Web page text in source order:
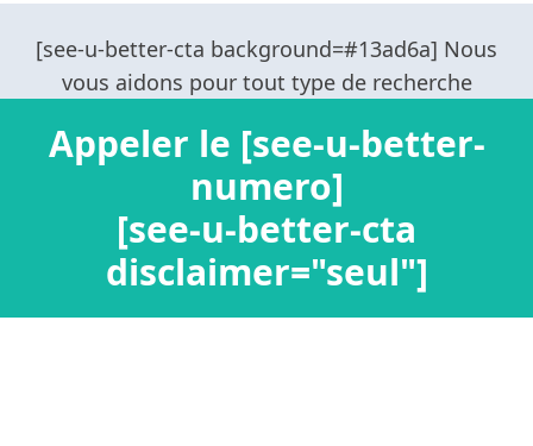
Appeler le [see-u-better-
numero]
[see-u-better-cta
disclaimer="seul"]